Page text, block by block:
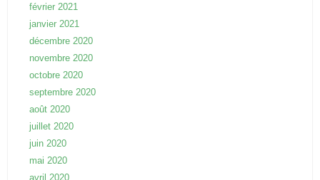
février 2021
janvier 2021
décembre 2020
novembre 2020
octobre 2020
septembre 2020
août 2020
juillet 2020
juin 2020
mai 2020
avril 2020